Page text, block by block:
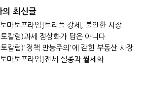
의 최신글
토마토프라임]트리플 강세, 불안한 시장
칼럼)과세 정상화가 답은 아니다
칼럼)'정책 만능주의'에 갇힌 부동산 시장
토마토프라임]전세 실종과 월세화